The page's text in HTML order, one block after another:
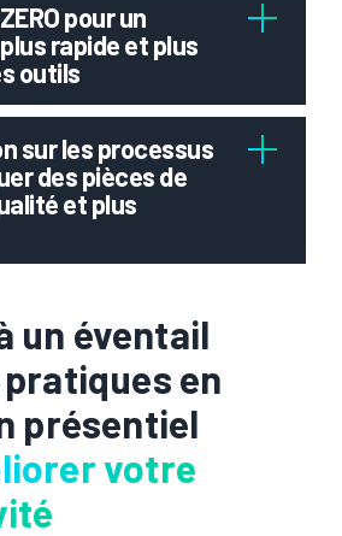
pour un
rapide et plus
outils
sur les processus
des pièces de
et plus
un éventail
pratiques en
présentiel
votre